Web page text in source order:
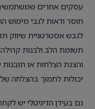
עסקים אחרים
חוסר ודאות לגבי מימוש
לגבש אסטרטגיית שיווק
תשומת הלב ולבנות
והצגת הצלחות או תובנות
יכולות לתמוך בהצלחה
גם בעידן הדיגיטלי יש